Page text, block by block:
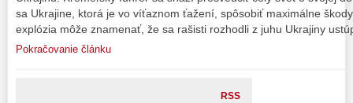
sa Ukrajine, ktorá je vo víťaznom ťažení, spôsobiť maximálne
explózia môže znamenať, že sa rašisti rozhodli z juhu Ukrajiny
Pokračovanie článku
RSS